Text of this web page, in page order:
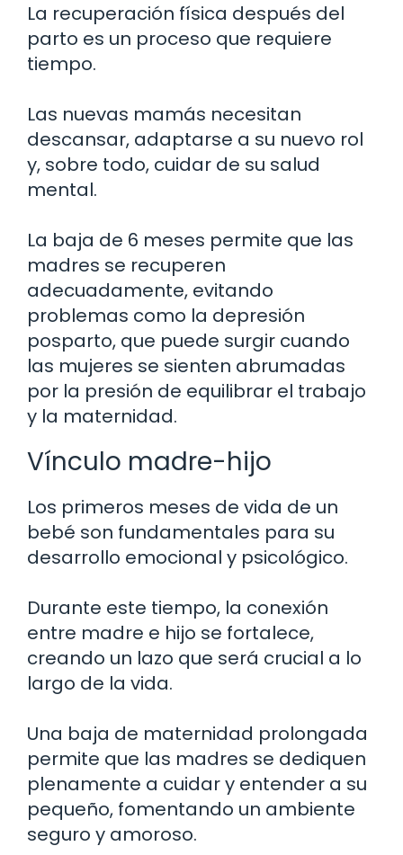
La recuperación física después del
parto es un proceso que requiere
tiempo.
Las nuevas mamás necesitan
descansar, adaptarse a su nuevo rol
y, sobre todo, cuidar de su salud
mental.
La baja de 6 meses permite que las
madres se recuperen
adecuadamente, evitando
problemas como la depresión
posparto, que puede surgir cuando
las mujeres se sienten abrumadas
por la presión de equilibrar el trabajo
y la maternidad.
Vínculo madre-hijo
Los primeros meses de vida de un
bebé son fundamentales para su
desarrollo emocional y psicológico.
Durante este tiempo, la conexión
entre madre e hijo se fortalece,
creando un lazo que será crucial a lo
largo de la vida.
Una baja de maternidad prolongada
permite que las madres se dediquen
plenamente a cuidar y entender a su
pequeño, fomentando un ambiente
seguro y amoroso.